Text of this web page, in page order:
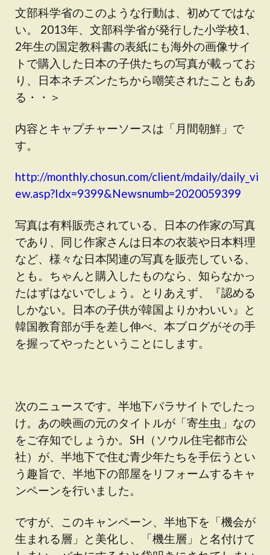
文部科学省のこのような行動は、初めてではな
い。 2013年、文部科学省が発行した小学校1、
2年生の国定教科書の表紙にも海外の画像サイ
トで購入した日本の子供たちの写真が載ってお
り、日本ネチズンたちから嘲笑されたこともあ
る・・＞
内容とキャプチャーソースは「月間朝鮮」で
す。
http://monthly.chosun.com/client/mdaily/daily_vi
ew.asp?Idx=9399&Newsnumb=2020059399
写真は有料販売されている、日本の作家の写真
であり、同じ作家さんは日本の衣装や日本料理
など、様々な日本関連の写真を販売している、
とも。ちゃんと購入したものなら、知らなかっ
たはずはないでしょう。とりあえず、『認める
しかない。日本の子供が韓国よりかわいい』と
韓国教育部が手を差し伸べ、本ブログがその手
を握ってやったということにします。
次のニュースです。半地下パラサイトでしたっ
け。あの映画の元のタイトルが「寄生虫」なの
をご存知でしょうか。SH（ソウル住宅都市公
社）が、半地下で住む青少年たちを手伝うとい
う趣旨で、半地下の部屋をリフォームするキャ
ンペーンを行いました。
ですが、このキャンペーン、半地下を「機会が
生まれる層」と美化し、「機生層」と名付けて